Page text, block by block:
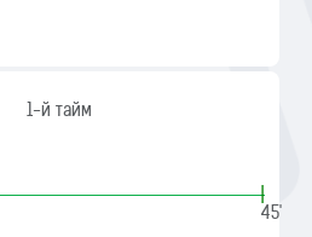
1-й тайм
|
45'